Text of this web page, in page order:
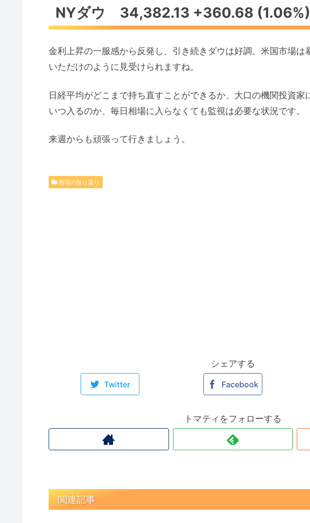
NYダウ 34,382.13 +360.68 (1.06%)
金利上昇の一服感から反発し、引き続きダウは好調。米国市場は
いただけのように見受けられますね。
日経平均がどこまで持ち直すことができるか、大口の機関投資家
いつ入るのか、毎日相場に入らなくても監視は必要な状況です。
来週からも頑張って行きましょう。
相場の振り返り
シェアする
Twitter Facebook
トマティをフォローする
関連記事